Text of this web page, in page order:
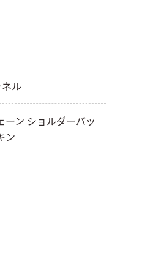
ル
ーン ショルダーバッ
ン